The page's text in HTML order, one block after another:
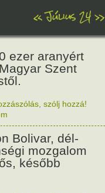
«Július 24»
ezer aranyért
Szent
szólj hozzá!
Bolivar, dél-
mozgalom
később